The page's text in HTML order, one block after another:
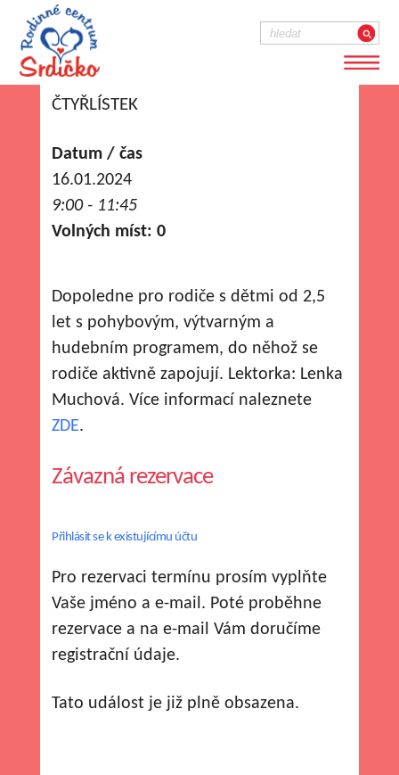
ČTYŘLÍSTEK
Datum / čas
16.01.2024
9:00 - 11:45
Volných míst: 0
Dopoledne pro rodiče s dětmi od 2,5
let s pohybovým, výtvarným a
hudebním programem, do něhož se
rodiče aktivně zapojují. Lektorka: Lenka
Muchová. Více informací naleznete
ZDE.
Závazná rezervace
Přihlásit se k existujícímu účtu
Pro rezervaci termínu prosím vyplňte
Vaše jméno a e-mail. Poté proběhne
rezervace a na e-mail Vám doručíme
registrační údaje.
Tato událost je již plně obsazena.